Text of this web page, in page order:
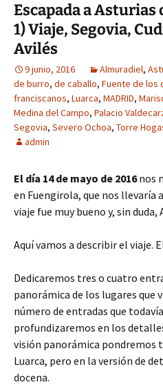
Escapada a Asturias
1) Viaje, Segovia,
Avilés
9 junio, 2016 Almuradiel,
de burro, de caballo, Fuente de los
franciscanos, Luarca, MADRID,
Medina del Campo, Palacio
Segovia, Severo Ochoa, Torre
admin
El día 14 de mayo de 2016nos
en Fuengirola, que nos llevaría
viaje fue muy bueno y, sin
Aquí vamos a describir el viaje.
Dedicaremos tres o cuatro
panorámica de los lugares que
número de entradas que
profundizaremos en los
visión panorámica pondremos
Luarca, pero en la versión de
docena.